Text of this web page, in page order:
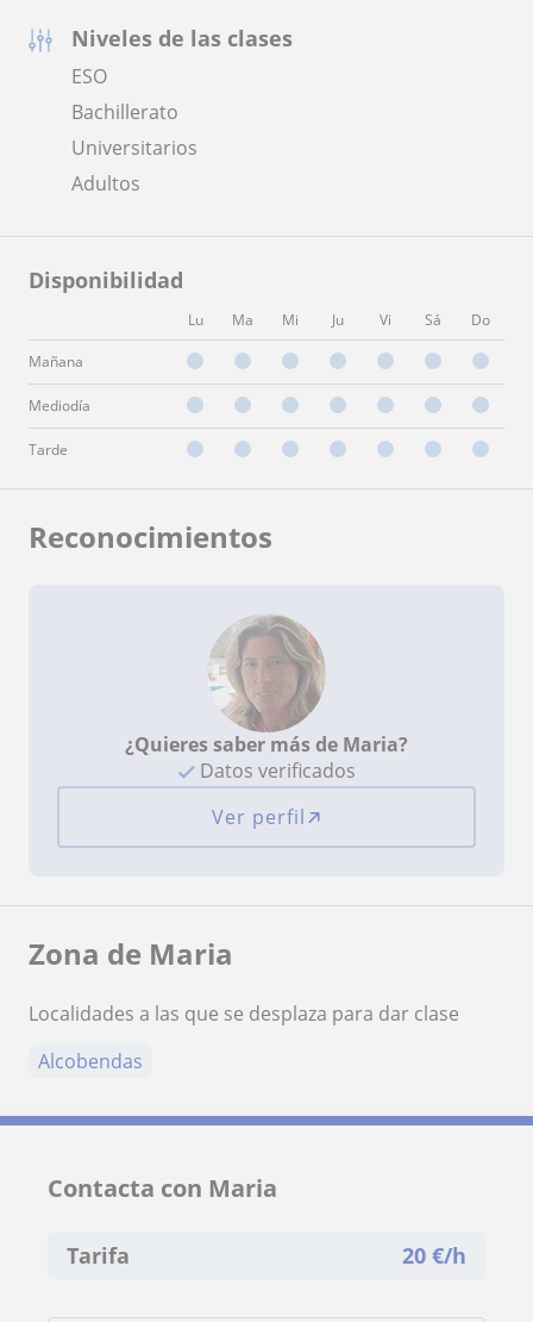
Niveles de las clases
ESO
Bachillerato
Universitarios
Adultos
Disponibilidad
Lu Ma Mi Ju Vi Sá Do
Mañana
Mediodía
Tarde
Reconocimientos
¿Quieres saber más de Maria?
Datos verificados
Ver perfil
Zona de Maria
Localidades a las que se desplaza para dar clase
Alcobendas
Contacta con Maria
Tarifa 20 €/h